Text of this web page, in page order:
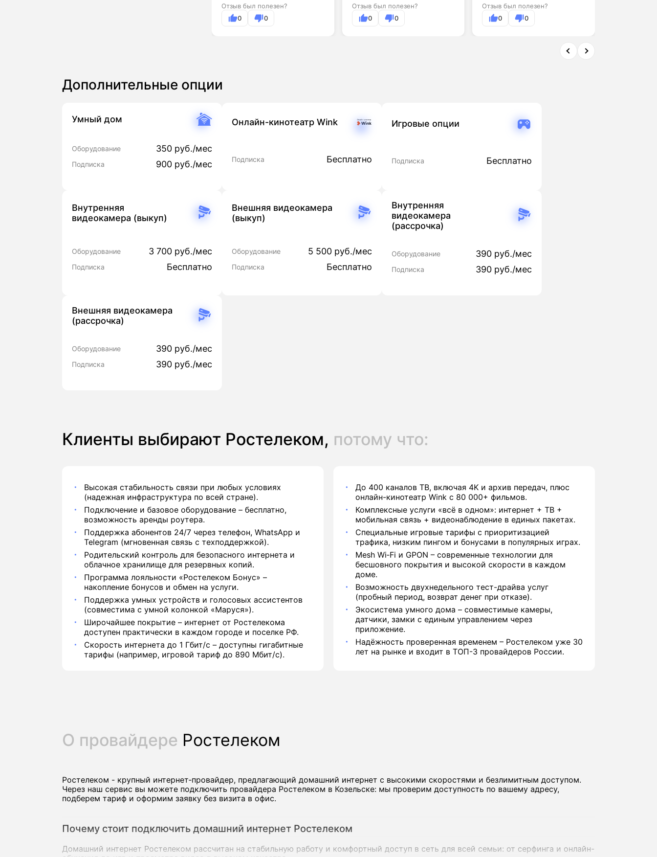
Отзыв был полезен?
0
0
Отзыв был полезен?
0
0
Отзыв был полезен?
0
0
Дополнительные опции
Умный дом
Оборудование 350 руб./мес
Подписка 900 руб./мес
Онлайн-кинотеатр Wink
Подписка Бесплатно
Игровые опции
Подписка Бесплатно
Внутренняя
видеокамера (выкуп)
Оборудование 3 700 руб./мес
Подписка Бесплатно
Внешняя видеокамера
(выкуп)
Оборудование 5 500 руб./мес
Подписка Бесплатно
Внутренняя
видеокамера
(рассрочка)
Оборудование 390 руб./мес
Подписка 390 руб./мес
Внешняя видеокамера
(рассрочка)
Оборудование 390 руб./мес
Подписка 390 руб./мес
Клиенты выбирают Ростелеком, потому что:
Высокая стабильность связи при любых условиях
(надежная инфраструктура по всей стране).
Подключение и базовое оборудование – бесплатно,
возможность аренды роутера.
Поддержка абонентов 24/7 через телефон, WhatsApp и
Telegram (мгновенная связь с техподдержкой).
Родительский контроль для безопасного интернета и
облачное хранилище для резервных копий.
Программа лояльности «Ростелеком Бонус» –
накопление бонусов и обмен на услуги.
Поддержка умных устройств и голосовых ассистентов
(совместима с умной колонкой «Маруся»).
Широчайшее покрытие – интернет от Ростелекома
доступен практически в каждом городе и поселке РФ.
Скорость интернета до 1 Гбит/с – доступны гигабитные
тарифы (например, игровой тариф до 890 Мбит/с).
До 400 каналов ТВ, включая 4K и архив передач, плюс
онлайн-кинотеатр Wink с 80 000+ фильмов.
Комплексные услуги «всё в одном»: интернет + ТВ +
мобильная связь + видеонаблюдение в единых пакетах.
Специальные игровые тарифы с приоритизацией
трафика, низким пингом и бонусами в популярных играх.
Mesh Wi‑Fi и GPON – современные технологии для
бесшовного покрытия и высокой скорости в каждом
доме.
Возможность двухнедельного тест-драйва услуг
(пробный период, возврат денег при отказе).
Экосистема умного дома – совместимые камеры,
датчики, замки с единым управлением через
приложение.
Надёжность проверенная временем – Ростелеком уже 30
лет на рынке и входит в ТОП-3 провайдеров России.
О провайдере Ростелеком
Ростелеком - крупный интернет‑провайдер, предлагающий домашний интернет с высокими скоростями и безлимитным доступом.
Через наш сервис вы можете подключить провайдера Ростелеком в Козельске: мы проверим доступность по вашему адресу,
подберем тариф и оформим заявку без визита в офис.
Почему стоит подключить домашний интернет Ростелеком
Домашний интернет Ростелеком рассчитан на стабильную работу и комфортный доступ в сеть для всей семьи: от серфинга и онлайн-